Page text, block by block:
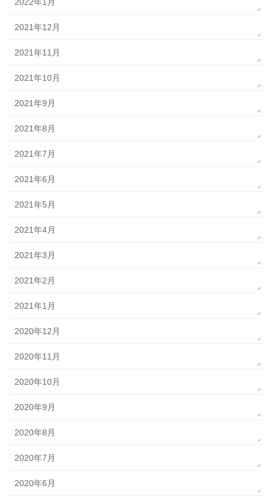
2021年12月
2021年11月
2021年10月
2021年9月
2021年8月
2021年7月
2021年6月
2021年5月
2021年4月
2021年3月
2021年2月
2021年1月
2020年12月
2020年11月
2020年10月
2020年9月
2020年8月
2020年7月
2020年6月